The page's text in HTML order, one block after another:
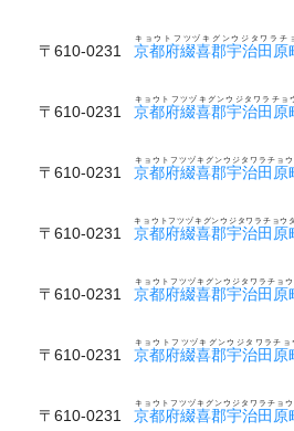
〒610-0231 京都府綴喜郡宇治田原
キョウトフツヅキグンウジタワラチ
〒610-0231 京都府綴喜郡宇治田原
キョウトフツヅキグンウジタワラチョ
〒610-0231 京都府綴喜郡宇治田原
キョウトフツヅキグンウジタワラチョ
〒610-0231 京都府綴喜郡宇治田原
キョウトフツヅキグンウジタワラチョウ
〒610-0231 京都府綴喜郡宇治田原
キョウトフツヅキグンウジタワラチョ
〒610-0231 京都府綴喜郡宇治田原
キョウトフツヅキグンウジタワラチョ
〒610-0231 京都府綴喜郡宇治田原
キョウトフツヅキグンウジタワラチョ